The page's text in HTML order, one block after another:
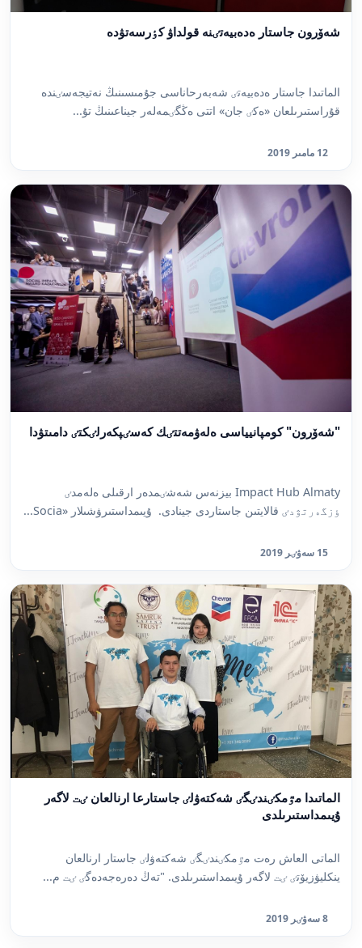
شەۆرون جاستار ەدەبيەتٸنە قولداۋ كٶرسەتۋدە
الماتىدا جاستار ەدەبيەتٸ شەبەرحاناسى جۇمىسىنىڭ نەتيجەسٸندە
قۇراستىرىلعان «ەكٸ جان» اتتى ەڭگٸمەلەر جيناعىنىڭ تۇ...
12 مامىر 2019
"شەۆرون" كومپانيياسى ەلەۋمەتتٸك كەسٸپكەرلٸكتٸ دامىتۋدا
Impact Hub Almaty بيزنەس شەشٸمدەر ارقىلى ەلەمدٸ
ٶزگەرتۋدٸ قالايتىن جاستاردى جينادى. ۇيىمداستىرۋشىلار «Socia...
15 سەۋٸر 2019
الماتىدا مٷمكٸندٸگٸ شەكتەۋلٸ جاستارعا ارنالعان ٸت لاگەر
ۇيىمداستىرىلدى
الماتى العاش رەت مٷمكٸندٸگٸ شەكتەۋلٸ جاستار ارنالعان
ينكليۋزيۆتٸ ٸت لاگەر ۇيىمداستىرىلدى. "تەڭ دەرەجەدەگٸ ٸت م...
8 سەۋٸر 2019